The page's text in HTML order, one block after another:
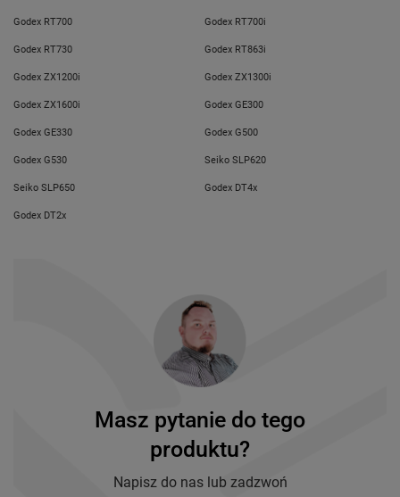
Godex RT700 Godex RT700i
Godex RT730 Godex RT863i
Godex ZX1200i Godex ZX1300i
Godex ZX1600i Godex GE300
Godex GE330 Godex G500
Godex G530 Seiko SLP620
Seiko SLP650 Godex DT4x
Godex DT2x
Masz pytanie do tego
produktu?
Napisz do nas lub zadzwoń